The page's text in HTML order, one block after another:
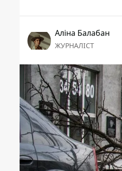
Аліна Балабан
ЖУРНАЛІСТ